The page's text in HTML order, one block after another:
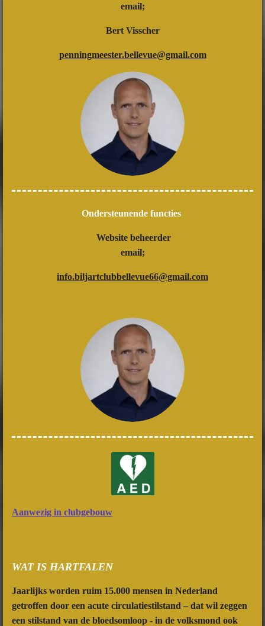
email;
Bert Visscher
penningmeester.bellevue@gmail.com
Ondersteunende functies
Website beheerder
email;
info.biljartclubbellevue66@gmail.com
Aanwezig in clubgebouw
WAT IS HARTFALEN
Jaarlijks worden ruim 15.000 mensen in Nederland
getroffen door een acute circulatiestilstand – dat wil zeggen
een stilstand van de bloedsomloop - in de volksmond ook